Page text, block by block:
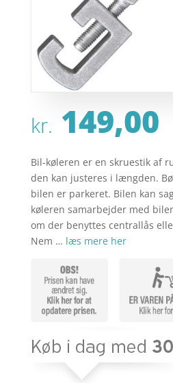
kr. 149,00
Bil-køleren er en skruestik af
den kan justeres i længden.
bilen er parkeret. Bilen kan
køleren samarbejder med
om der benyttes centrallås
Nem … læs mere her